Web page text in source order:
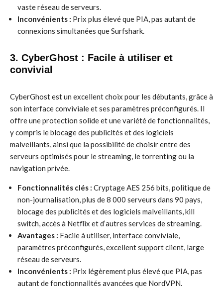
vaste réseau de serveurs.
Inconvénients : Prix plus élevé que PIA, pas autant de
connexions simultanées que Surfshark.
3. CyberGhost : Facile à utiliser et
convivial
CyberGhost est un excellent choix pour les débutants, grâce à
son interface conviviale et ses paramètres préconfigurés. Il
offre une protection solide et une variété de fonctionnalités,
y compris le blocage des publicités et des logiciels
malveillants, ainsi que la possibilité de choisir entre des
serveurs optimisés pour le streaming, le torrenting ou la
navigation privée.
Fonctionnalités clés : Cryptage AES 256 bits, politique de
non-journalisation, plus de 8 000 serveurs dans 90 pays,
blocage des publicités et des logiciels malveillants, kill
switch, accès à Netflix et d’autres services de streaming.
Avantages : Facile à utiliser, interface conviviale,
paramètres préconfigurés, excellent support client, large
réseau de serveurs.
Inconvénients : Prix légèrement plus élevé que PIA, pas
autant de fonctionnalités avancées que NordVPN.